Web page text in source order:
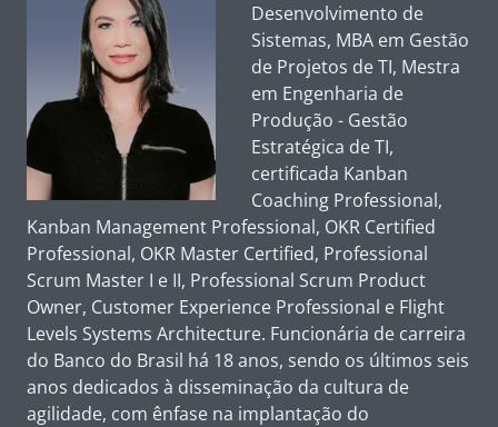
Desenvolvimento de
Sistemas, MBA em Gestão
de Projetos de TI, Mestra
em Engenharia de
Produção - Gestão
Estratégica de TI,
certificada Kanban
Coaching Professional,
Kanban Management Professional, OKR Certified
Professional, OKR Master Certified, Professional
Scrum Master I e II, Professional Scrum Product
Owner, Customer Experience Professional e Flight
Levels Systems Architecture. Funcionária de carreira
do Banco do Brasil há 18 anos, sendo os últimos seis
anos dedicados à disseminação da cultura de
agilidade, com ênfase na implantação do